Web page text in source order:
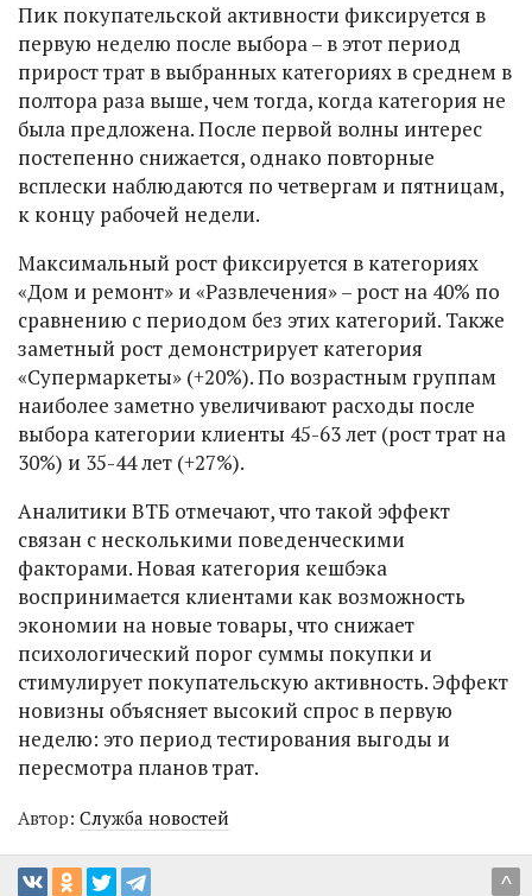
Пик покупательской активности фиксируется в
первую неделю после выбора – в этот период
прирост трат в выбранных категориях в среднем в
полтора раза выше, чем тогда, когда категория не
была предложена. После первой волны интерес
постепенно снижается, однако повторные
всплески наблюдаются по четвергам и пятницам,
к концу рабочей недели.
Максимальный рост фиксируется в категориях
«Дом и ремонт» и «Развлечения» – рост на 40% по
сравнению с периодом без этих категорий. Также
заметный рост демонстрирует категория
«Супермаркеты» (+20%). По возрастным группам
наиболее заметно увеличивают расходы после
выбора категории клиенты 45-63 лет (рост трат на
30%) и 35-44 лет (+27%).
Аналитики ВТБ отмечают, что такой эффект
связан с несколькими поведенческими
факторами. Новая категория кешбэка
воспринимается клиентами как возможность
экономии на новые товары, что снижает
психологический порог суммы покупки и
стимулирует покупательскую активность. Эффект
новизны объясняет высокий спрос в первую
неделю: это период тестирования выгоды и
пересмотра планов трат.
Автор: Служба новостей
^